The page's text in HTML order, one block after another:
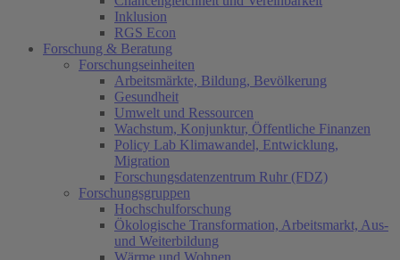
Inklusion
RGS Econ
Forschung & Beratung
Forschungseinheiten
Arbeitsmärkte, Bildung, Bevölkerung
Gesundheit
Umwelt und Ressourcen
Wachstum, Konjunktur, Öffentliche Finanzen
Policy Lab Klimawandel, Entwicklung,
Migration
Forschungsdatenzentrum Ruhr (FDZ)
Forschungsgruppen
Hochschulforschung
Ökologische Transformation, Arbeitsmarkt, Aus-
und Weiterbildung
Wärme und Wohnen